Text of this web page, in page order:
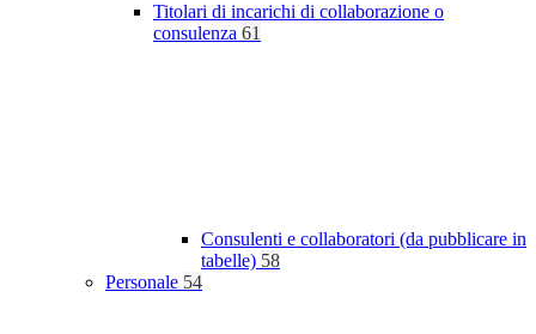
Titolari di incarichi di collaborazione o
consulenza 61
Consulenti e collaboratori (da pubblicare in
tabelle) 58
Personale 54